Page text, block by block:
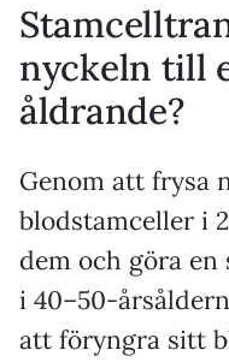
nyckeln till
åldrande?
Genom att frysa
blodstamceller i
dem och göra
i 40–50-
att föryngra sitt